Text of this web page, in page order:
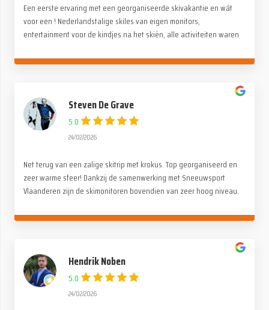
Een eerste ervaring met een georganiseerde skivakantie en wát
voor een ! Nederlandstalige skiles van eigen monitors,
entertainment voor de kindjes na het skiën, alle activiteiten waren
genoten !
Steven De Grave
5.0
24/02/2026
Net terug van een zalige skitrip met krokus. Top georganiseerd en
zeer warme sfeer! Dankzij de samenwerking met Sneeuwsport
Vlaanderen zijn de skimonitoren bovendien van zeer hoog niveau.
Hendrik Noben
5.0
24/02/2026